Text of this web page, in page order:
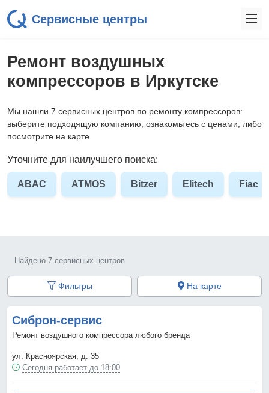
Сервисные центры
Ремонт воздушных
компрессоров в Иркутске
Мы нашли 7 сервисных центров по ремонту компрессоров:
выберите подходящую компанию, ознакомьтесь с ценами, либо
посмотрите на карте.
Уточните для наилучшего поиска:
ABAC ATMOS Bitzer Elitech Fiac
Найдено 7 сервисных центров
Фильтры На карте
Сиброн-сервис
Ремонт воздушного компрессора любого бренда
ул. Красноярская, д. 35
Сегодня работает до 18:00